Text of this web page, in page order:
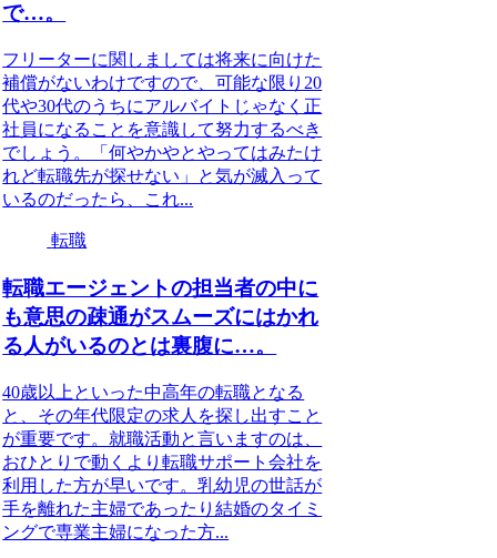
で…。
フリーターに関しましては将来に向けた
補償がないわけですので、可能な限り20
代や30代のうちにアルバイトじゃなく正
社員になることを意識して努力するべき
でしょう。「何やかやとやってはみたけ
れど転職先が探せない」と気が滅入って
いるのだったら、これ...
転職
転職エージェントの担当者の中に
も意思の疎通がスムーズにはかれ
る人がいるのとは裏腹に…。
40歳以上といった中高年の転職となる
と、その年代限定の求人を探し出すこと
が重要です。就職活動と言いますのは、
おひとりで動くより転職サポート会社を
利用した方が早いです。乳幼児の世話が
手を離れた主婦であったり結婚のタイミ
ングで専業主婦になった方...